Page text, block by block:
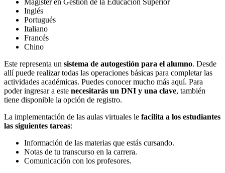
Magister en Gestión de la Educación Superior
Inglés
Portugués
Italiano
Francés
Chino
Este representa un sistema de autogestión para el alumno. Desde
allí puede realizar todas las operaciones básicas para completar las
actividades académicas. Puedes conocer mucho más aquí. Para
poder ingresar a este necesitarás un DNI y una clave, también
tiene disponible la opción de registro.
La implementación de las aulas virtuales le facilita a los estudiantes
las siguientes tareas:
Información de las materias que estás cursando.
Notas de tu transcurso en la carrera.
Comunicación con los profesores.